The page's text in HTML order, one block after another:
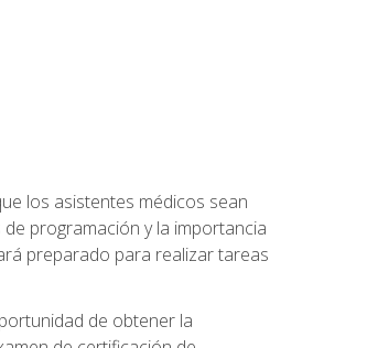
los asistentes médicos sean
de programación y la importancia
preparado para realizar tareas
de obtener la